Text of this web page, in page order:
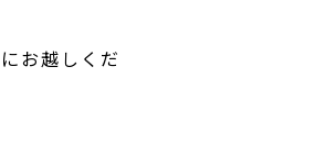
お越しくだ